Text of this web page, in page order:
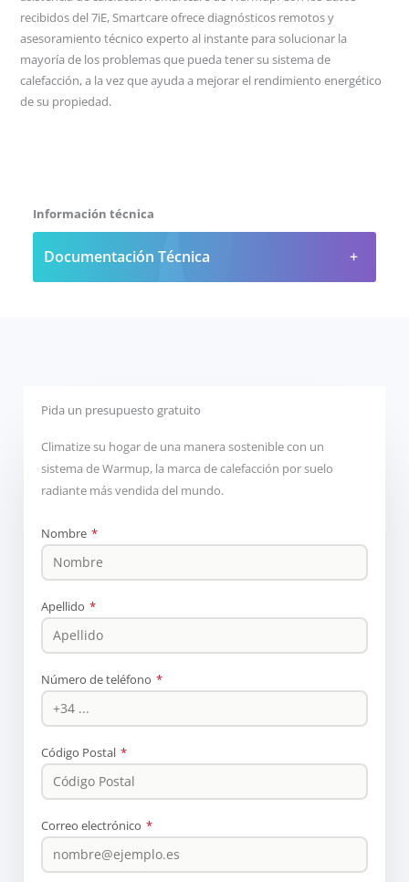
recibidos del 7iE, Smartcare ofrece diagnósticos remotos y
asesoramiento técnico experto al instante para solucionar la
mayoría de los problemas que pueda tener su sistema de
calefacción, a la vez que ayuda a mejorar el rendimiento energético
de su propiedad.
Información técnica
Documentación Técnica
Pida un presupuesto gratuito
Climatize su hogar de una manera sostenible con un
sistema de Warmup, la marca de calefacción por suelo
radiante más vendida del mundo.
Nombre *
Apellido *
Número de teléfono *
Código Postal *
Correo electrónico *